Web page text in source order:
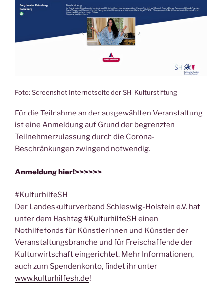
Foto: Screenshot Internetseite der SH-Kulturstiftung
Für die Teilnahme an der ausgewählten Veranstaltung
ist eine Anmeldung auf Grund der begrenzten
Teilnehmerzulassung durch die Corona-
Beschränkungen zwingend notwendig.
Anmeldung hier!>>>>>>
#KulturhilfeSH
Der Landeskulturverband Schleswig-Holstein e.V. hat
unter dem Hashtag#KulturhilfeSH einen
Nothilfefonds für Künstlerinnen und Künstler der
Veranstaltungsbranche und für Freischaffende der
Kulturwirtschaft eingerichtet. Mehr Informationen,
auch zum Spendenkonto, findet ihr unter
www.kulturhilfesh.de!